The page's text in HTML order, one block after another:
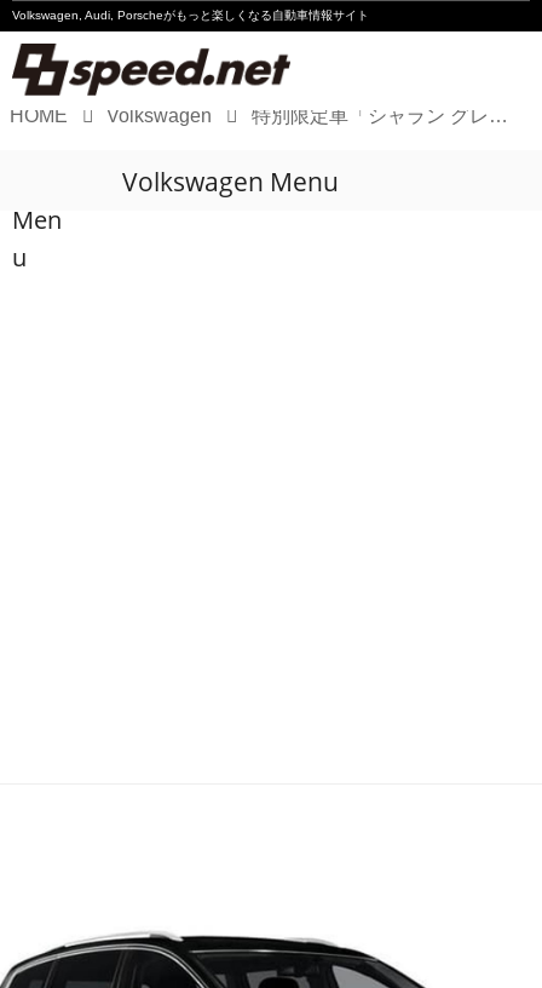
Volkswagen, Audi, Porscheがもっと楽しくなる自動車情報サイト
Audi
HOME Volkswagen 特別限定車「シャラン グレンツェン2」発売
Men
u
Volkswagen Menu